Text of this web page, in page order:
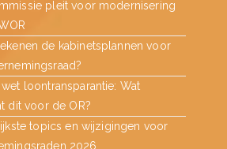
pleit voor modernisering
de kabinetsplannen voor
wet loontransparantie: Wat
dit voor de OR?
topics en wijzigingen voor
2026